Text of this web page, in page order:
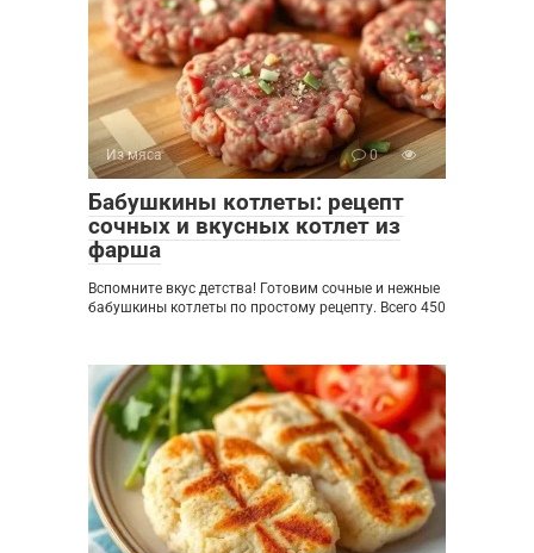
Из мяса 0
Бабушкины котлеты: рецепт
сочных и вкусных котлет из
фарша
Вспомните вкус детства! Готовим сочные и нежные
бабушкины котлеты по простому рецепту. Всего 450